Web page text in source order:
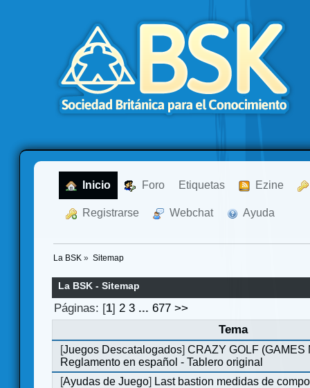
Inicio Foro Etiquetas Ezine
Registrarse Webchat Ayuda
La BSK » Sitemap
La BSK - Sitemap
Páginas: [1]2 3 ...677 >>
Tema
[Juegos Descatalogados]CRAZY GOLF (GAMES
Reglamento en español - Tablero original
[Ayudas de Juego] Last bastion medidas de